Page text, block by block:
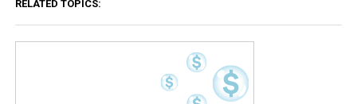
RELATED TOPICS: